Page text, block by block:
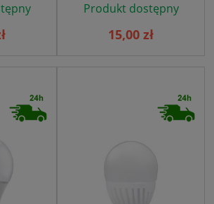
Produkt dostępny
15,00 zł